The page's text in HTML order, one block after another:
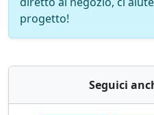
progetto!
Seguici